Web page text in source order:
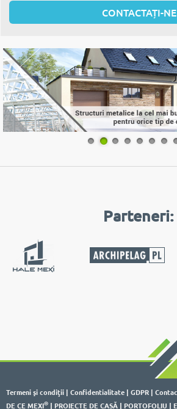
CONTACTAȚI-NE
1 3 4 5 6 7 8
Parteneri:
Termeni şi condiţii | Confidentialitate | |
PROIECTE DE CASĂ